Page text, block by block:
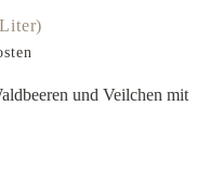
und Veilchen mit